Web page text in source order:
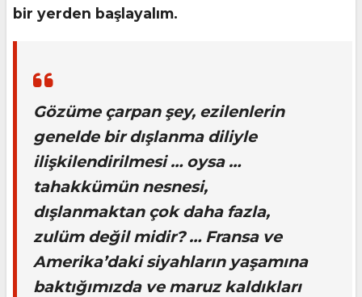
bir yerden başlayalım.
Gözüme çarpan şey, ezilenlerin
genelde bir dışlanma diliyle
ilişkilendirilmesi … oysa …
tahakkümün nesnesi,
dışlanmaktan çok daha fazla,
zulüm değil midir? … Fransa ve
Amerika’daki siyahların yaşamına
baktığımızda ve maruz kaldıkları